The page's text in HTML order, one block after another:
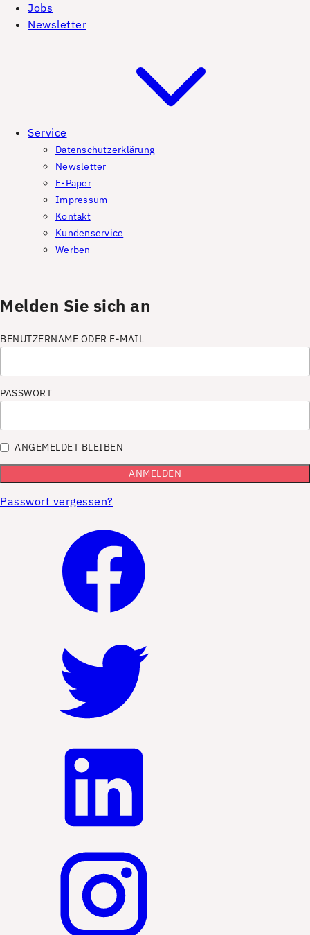
Jobs
Newsletter
Service
Datenschutzerklärung
Newsletter
E-Paper
Impressum
Kontakt
Kundenservice
Werben
Melden Sie sich an
BENUTZERNAME ODER E-MAIL
PASSWORT
ANGEMELDET BLEIBEN
Passwort vergessen?